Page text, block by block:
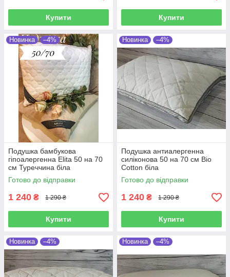
Купити Купити
Новинка –4%
Подушка бамбукова
гіпоалергенна Elita 50 на 70
см Туреччина біла
Готово до відправки
1 240 ₴ 1 290 ₴
Купити
Новинка –4%
Подушка антиалергенна
силіконова 50 на 70 см Bio
Cotton біла
Готово до відправки
1 240 ₴ 1 290 ₴
Купити
Новинка –4% Новинка –4%